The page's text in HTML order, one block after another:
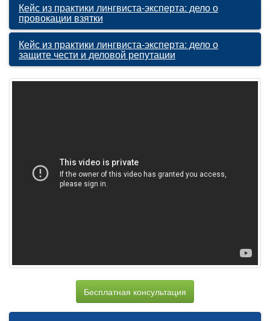
Кейс из практики лингвиста-эксперта: дело о
провокации взятки
Кейс из практики лингвиста-эксперта: дело о
защите чести и деловой репутации
Бесплатная консультация